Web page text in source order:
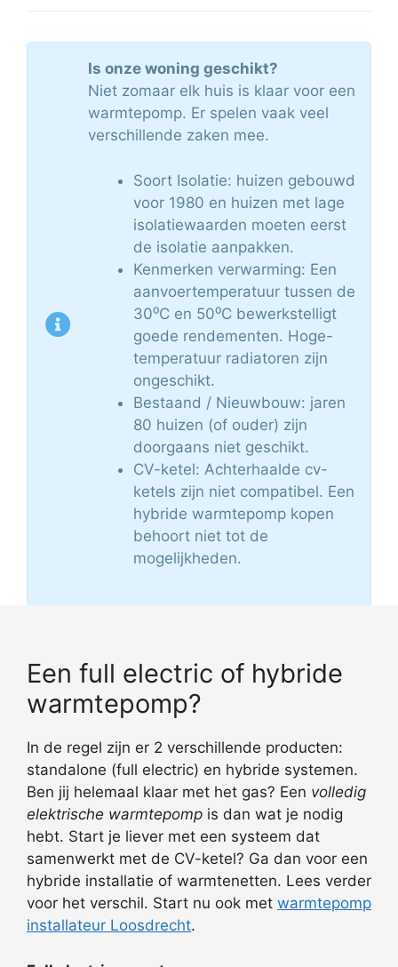
Is onze woning geschikt?
Niet zomaar elk huis is klaar voor een
warmtepomp. Er spelen vaak veel
verschillende zaken mee.
Soort Isolatie: huizen gebouwd
voor 1980 en huizen met lage
isolatiewaarden moeten eerst
de isolatie aanpakken.
Kenmerken verwarming: Een
aanvoertemperatuur tussen de
30⁰C en 50⁰C bewerkstelligt
goede rendementen. Hoge-
temperatuur radiatoren zijn
ongeschikt.
Bestaand / Nieuwbouw: jaren
80 huizen (of ouder) zijn
doorgaans niet geschikt.
CV-ketel: Achterhaalde cv-
ketels zijn niet compatibel. Een
hybride warmtepomp kopen
behoort niet tot de
mogelijkheden.
Een full electric of hybride
warmtepomp?
In de regel zijn er 2 verschillende producten:
standalone (full electric) en hybride systemen.
Ben jij helemaal klaar met het gas? Een volledig
elektrische warmtepomp is dan wat je nodig
hebt. Start je liever met een systeem dat
samenwerkt met de CV-ketel? Ga dan voor een
hybride installatie of warmtenetten. Lees verder
voor het verschil. Start nu ook met warmtepomp
installateur Loosdrecht.